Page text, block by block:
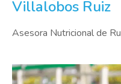
Villalobos Ruiz
Asesora Nutricional de